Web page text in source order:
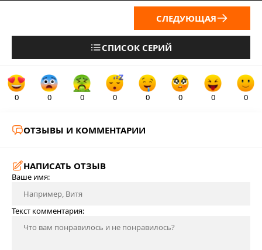
СПИСОК СЕРИЙ
СЛЕДУЮЩАЯ
0 0 0 0 0 0 0 0
ОТЗЫВЫ И КОММЕНТАРИИ
НАПИСАТЬ ОТЗЫВ
Ваше имя:
Текст комментария: